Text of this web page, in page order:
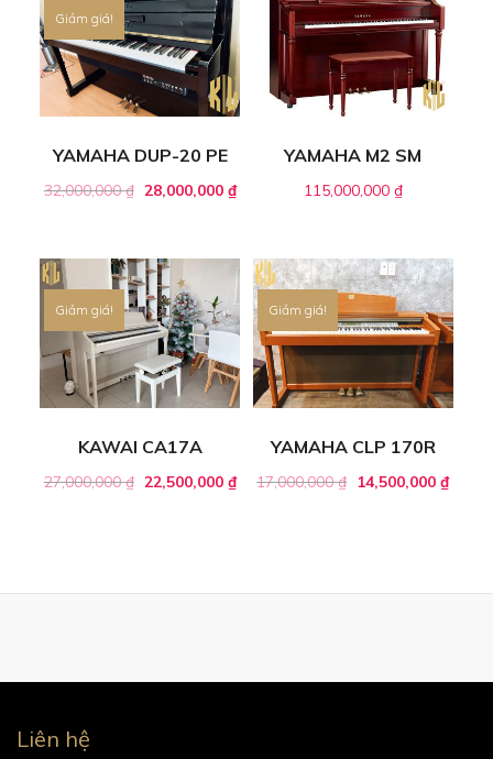
Giảm giá!
YAMAHA DUP-20 PE
32,000,000₫ 28,000,000 ₫
YAMAHA M2 SM
115,000,000 ₫
Giảm giá!
KAWAI CA17A
27,000,000₫ 22,500,000 ₫
Giảm giá!
YAMAHA CLP 170R
17,000,000₫ 14,500,000₫
Liên hệ